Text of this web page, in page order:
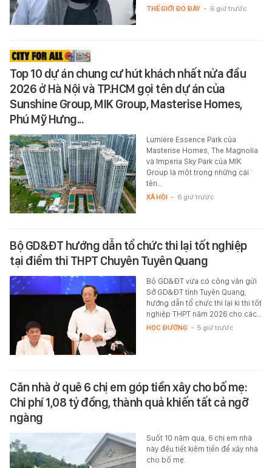
THẾ GIỚI ĐÓ ĐÂY - 6 giờ trước
Top 10 dự án chung cư hút khách nhất nửa đầu
2026 ở Hà Nội và TP.HCM gọi tên dự án của
Sunshine Group, MIK Group, Masterise Homes,
Phú Mỹ Hưng...
Lumière Essence Park của
Masterise Homes, The Magnolia
và Imperia Sky Park của MIK
Group là một trong những cái
tên…
XÃ HỘI - 6 giờ trước
Bộ GD&ĐT hướng dẫn tổ chức thi lại tốt nghiệp
tại điểm thi THPT Chuyên Tuyên Quang
Bộ GD&ĐT vừa có công văn gửi
Sở GD&ĐT tỉnh Tuyên Quang,
hướng dẫn tổ chức thi lại kì thi tốt
nghiệp THPT năm 2026 cho các…
HỌC ĐƯỜNG - 5 giờ trước
Căn nhà ở quê 6 chị em góp tiền xây cho bố mẹ:
Chi phí 1,08 tỷ đồng, thành quả khiến tất cả ngỡ
ngàng
Suốt 10 năm qua, 6 chị em nhà
này đều tiết kiệm tiền để xây nhà
cho bố mẹ.